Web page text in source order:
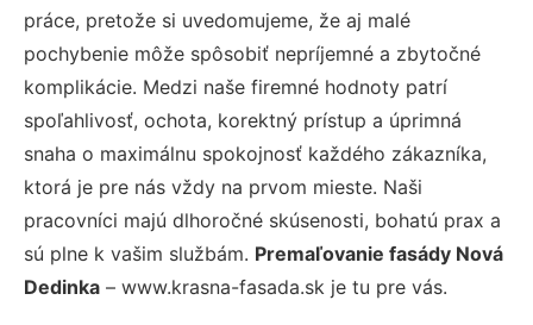
práce, pretože si uvedomujeme, že aj malé
pochybenie môže spôsobiť nepríjemné a zbytočné
komplikácie. Medzi naše firemné hodnoty patrí
spoľahlivosť, ochota, korektný prístup a úprimná
snaha o maximálnu spokojnosť každého zákazníka,
ktorá je pre nás vždy na prvom mieste. Naši
pracovníci majú dlhoročné skúsenosti, bohatú prax a
sú plne k vašim službám. Premaľovanie fasády Nová
Dedinka – www.krasna-fasada.sk je tu pre vás.